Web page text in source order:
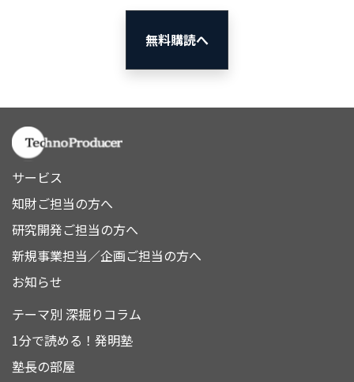
無料購読へ
サービス
知財ご担当の方へ
研究開発ご担当の方へ
新規事業担当／企画ご担当の方へ
お知らせ
テーマ別 深掘りコラム
1分で読める！発明塾
塾長の部屋